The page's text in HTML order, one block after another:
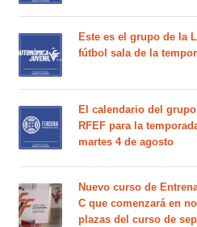
Este es el grupo de la
fútbol sala de la
El calendario del
RFEF para la
martes 4 de agosto
Nuevo curso de
C que comenzará en
plazas del curso de